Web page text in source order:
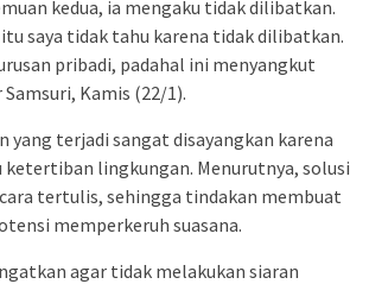
kedua, ia mengaku tidak dilibatkan.
saya tidak tahu karena tidak dilibatkan.
pribadi, padahal ini menyangkut
Samsuri, Kamis (22/1).
yang terjadi sangat disayangkan karena
lingkungan. Menurutnya, solusi
tertulis, sehingga tindakan membuat
memperkeruh suasana.
agar tidak melakukan siaran